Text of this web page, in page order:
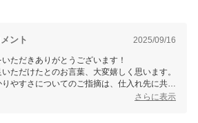
です
ント 2025/09/16
ただきありがとうございます！
ただけたとのお言葉、大変嬉しく思います。
やすさについてのご指摘は、仕入れ先に共有
さらに表示